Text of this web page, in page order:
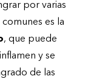
por varias
comunes es la
, que puede
y se
de las